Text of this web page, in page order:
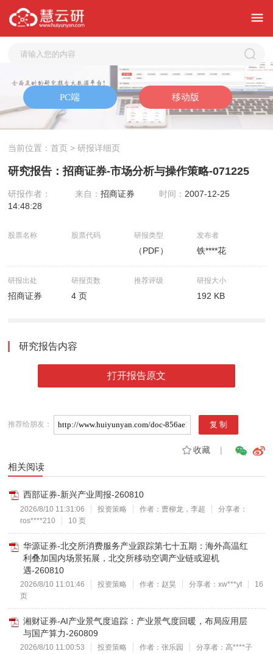
当前位置：首页 > 研报详细页
研究报告：招商证券-市场分析与操作策略-071225
研报作者： 来自：招商证券 时间： 2007-12-25
14:48:28
股票名称 股票代码 研报类型
（PDF）
发布者
铁****花
研报出处
招商证券
研报页数
4 页
推荐评级 研报大小
192 KB
研究报告内容
打开报告原文
推荐给朋友：
收藏|
相关阅读
西部证券-新兴产业周报-260810
2026/8/10 11:31:06 投资策略 作者：曹柳龙，李超
分享者：
ros****210
10 页
华源证券-北交所消费服务产业跟踪第七十五期：海外高温红
利叠加国内场景拓展，北交所移动空调产业链或迎机
遇-260810
2026/8/10 11:01:46 投资策略 作者：赵昊 分享者：xw***yt
16
页
湘财证券-AI产业景气度追踪：产业景气度回暖，布局应用层
与国产算力-260809
2026/8/10 11:00:53 投资策略 作者：张乐园
分享者：高****子